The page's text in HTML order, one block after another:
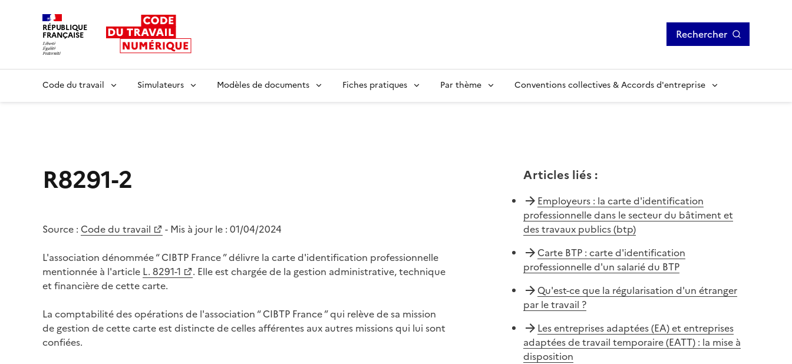
RÉPUBLIQUE
FRANÇAISE Rechercher
Code du travail Simulateurs Modèles de documents Fiches pratiques Par thème Conventions collectives & Accords d'entreprise
R8291-2
Source : Code du travail - Mis à jour le : 01/04/2024
L'association dénommée “ CIBTP France ” délivre la carte d'identification professionnelle
mentionnée à l'article L. 8291-1
. Elle est chargée de la gestion administrative, technique
et financière de cette carte.
La comptabilité des opérations de l'association “ CIBTP France ” qui relève de sa mission
de gestion de cette carte est distincte de celles afférentes aux autres missions qui lui sont
confiées.
Articles liés:
Employeurs : la carte d'identification
professionnelle dans le secteur du bâtiment et
des travaux publics (btp)
Carte BTP : carte d'identification
professionnelle d'un salarié du BTP
Qu'est-ce que la régularisation d'un étranger
par le travail ?
Les entreprises adaptées (EA) et entreprises
adaptées de travail temporaire (EATT) : la mise à
disposition